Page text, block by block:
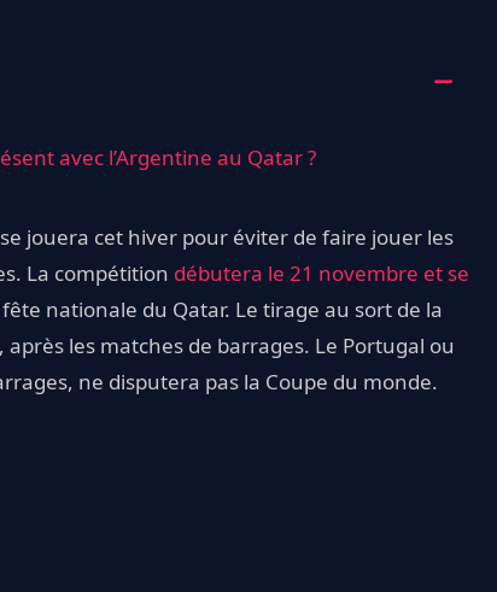
avec l’Argentine au Qatar ?
jouera cet hiver pour éviter de faire jouer les
La compétition débutera le 21 novembre et se
nationale du Qatar. Le tirage au sort de la
les matches de barrages. Le Portugal ou
ne disputera pas la Coupe du monde.